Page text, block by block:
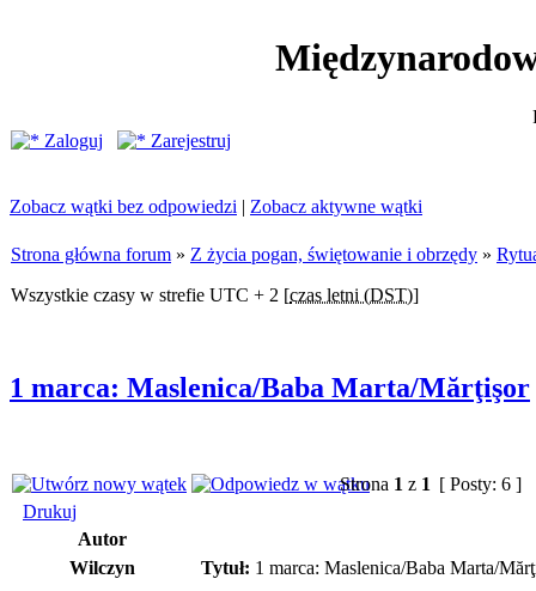
Zaloguj
Zarejestruj
Zobacz wątki bez odpowiedzi | Zobacz aktywne wątki
Strona główna forum » Z życia pogan, świętowanie i obrzędy »
Wszystkie czasy w strefie UTC + 2 [czas letni (DST)]
1 marca: Maslenica/Baba Marta/Mărţişor
Strona 1 z 1 [ Posty: 6 ]
Drukuj
Autor
Wilczyn
Tytuł: 1 marca: Maslenica/Baba Marta/